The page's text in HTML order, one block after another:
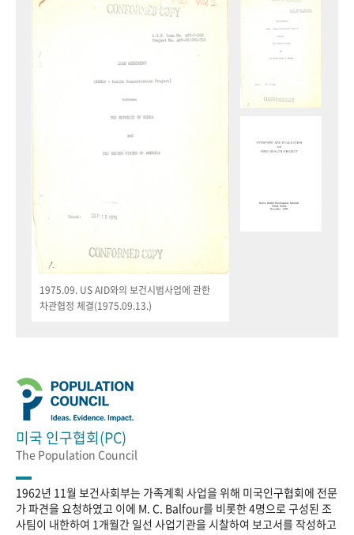
1975.09. US AID와의 보건시범사업에 관한
차관협정 체결(1975.09.13.)
미국 인구협회(PC)
The Population Council
1962년 11월 보건사회부는 가족계획 사업을 위해 미국인구협회에 전문
가 파견을 요청하였고 이에 M. C. Balfour를 비롯한 4명으로 구성된 조
사팀이 내한하여 1개월간 일선 사업기관을 시찰하여 보고서를 작성하고